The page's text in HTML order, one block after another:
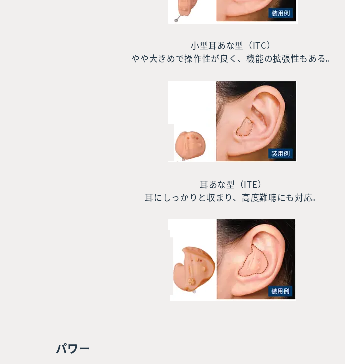
小型耳あな型（ITC）
やや大きめで操作性が良く、機能の拡張性もある。
耳あな型（ITE）
耳にしっかりと収まり、高度難聴にも対応。
パワー